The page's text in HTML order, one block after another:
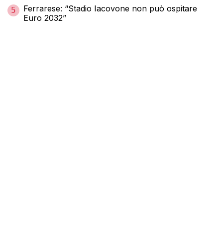
5
Ferrarese: “Stadio Iacovone non può ospitare
Euro 2032”